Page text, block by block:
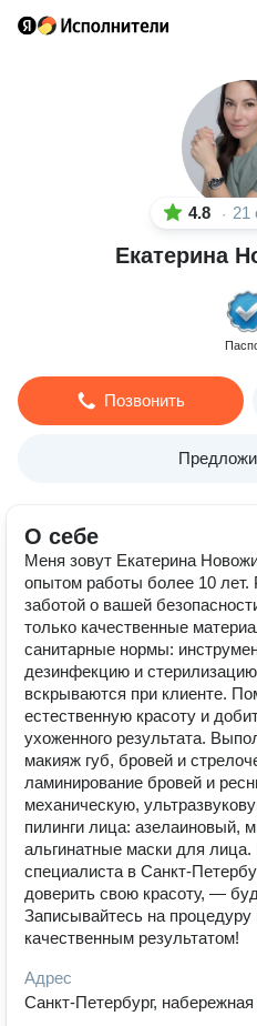
4.8 · 21
Екатерина
Позвонить
О себе
Меня зовут Екатерина
опытом работы более 10 лет.
заботой о вашей
только качественные
санитарные нормы:
дезинфекцию и
вскрываются при клиенте.
естественную красоту и
ухоженного результата.
макияж губ, бровей и
ламинирование бровей и
механическую,
пилинги лица: азелаиновый,
альгинатные маски для
специалиста в Санкт-
доверить свою красоту, —
Записывайтесь на процедуру
качественным результатом!
Адрес
Санкт-Петербург,